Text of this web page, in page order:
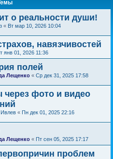
о реальности души!
« Вт мар 10, 2026 10:04
навязчивостей
янв 01, 2026 11:36
полей
Лещенко « Ср дек 31, 2025 17:58
через фото и видео
« Пн дек 01, 2025 22:16
Лещенко « Пт сен 05, 2025 17:17
проблем